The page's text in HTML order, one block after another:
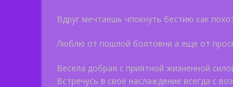
Вдруг мечтаешь чпокнуть бестию как
Люблю от пошлой болтовни а еще от
Bесела добрая с приятной жизненной
Встречусь в своё наслаждение всегда с